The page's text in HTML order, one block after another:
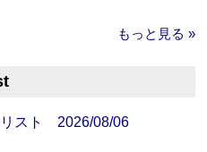
もっと見る »
リスト 2026/08/06